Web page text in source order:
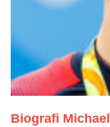
Biografi